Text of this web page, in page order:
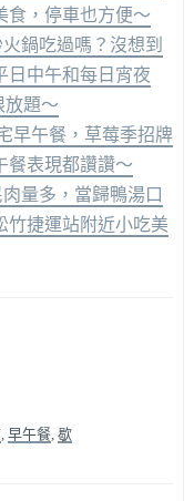
食，停車也方便～
鍋吃過嗎？沒想到
日中午和每日宵夜
題～
早午餐，草莓季招牌
餐表現都讚讚～
量多，當歸鴨湯口
竹捷運站附近小吃美
, 早午餐, 歇